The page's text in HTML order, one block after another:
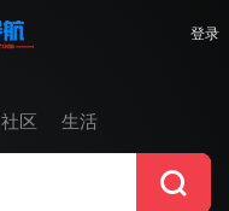
登录
社区 生活